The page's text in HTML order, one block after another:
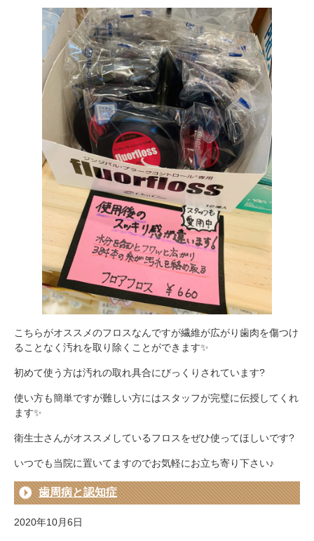
こちらがオススメのフロスなんですが繊維が広がり歯肉を傷つけ
ることなく汚れを取り除くことができます✨
初めて使う方は汚れの取れ具合にびっくりされています?
使い方も簡単ですが難しい方にはスタッフが完璧に伝授してくれ
ます✨
衛生士さんがオススメしているフロスをぜひ使ってほしいです?
いつでも当院に置いてますのでお気軽にお立ち寄り下さい♪
歯周病と認知症
2020年10月6日